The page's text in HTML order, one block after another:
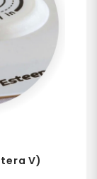
V)